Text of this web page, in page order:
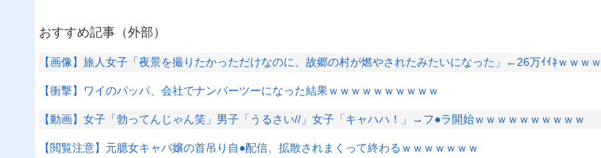
おすすめ記事（外部）
【画像】旅人女子「夜景を撮りたかっただけなのに、故郷の村が燃やされたみたいになった」←26万ｲｲﾈｗｗｗｗ
【衝撃】ワイのパッパ、会社でナンバーツーになった結果ｗｗｗｗｗｗｗｗｗｗ
【動画】女子「勃ってんじゃん笑」男子「うるさい//」女子「キャハハ！」→フ●ラ開始ｗｗｗｗｗｗｗｗｗｗ
【閲覧注意】元臆女キャバ嬢の首吊り自●配信、拡散されまくって終わるｗｗｗｗｗｗｗ